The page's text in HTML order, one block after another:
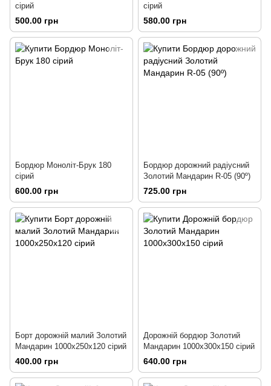
сірий
500.00 грн
сірий
580.00 грн
Бордюр Моноліт-Брук 180
сірий
600.00 грн
Бордюр дорожний радіусний
Золотий Мандарин R-05 (90º)
725.00 грн
Борт дорожній малий Золотий
Мандарин 1000х250х120 сірий
400.00 грн
Дорожній бордюр Золотий
Мандарин 1000х300х150 сірий
640.00 грн